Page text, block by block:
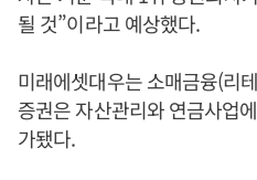
될 것”이라고 예상했다.
미래에셋대우는 소매금융(리
증권은 자산관리와 연금사업
가됐다.